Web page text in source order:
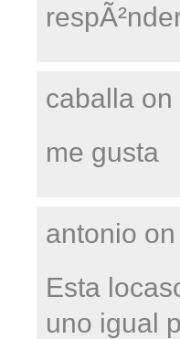
caballa on
me gusta
antonio on
Esta
uno igual